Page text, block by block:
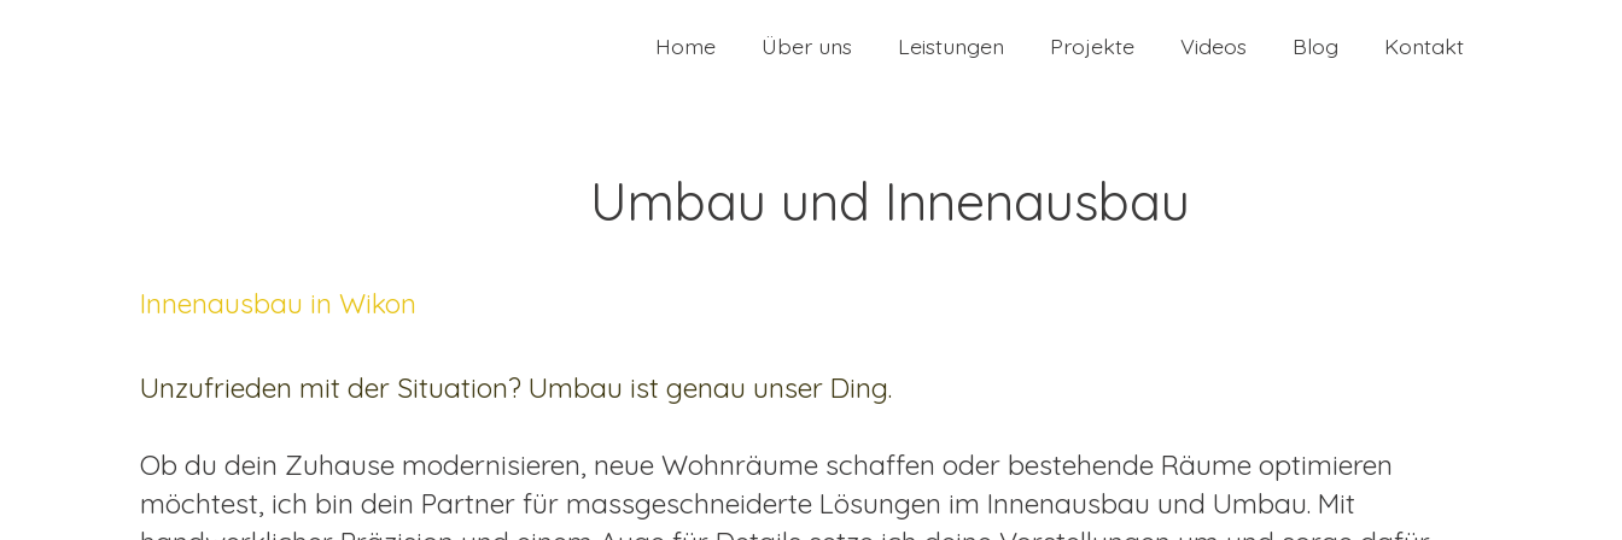
Home Über uns Leistungen Projekte Videos Blog Kontakt
Umbau und Innenausbau
Innenausbau in Wikon
Unzufrieden mit der Situation? Umbau ist genau unser Ding.
Ob du dein Zuhause modernisieren, neue Wohnräume schaffen oder bestehende Räume optimieren
möchtest, ich bin dein Partner für massgeschneiderte Lösungen im Innenausbau und Umbau. Mit